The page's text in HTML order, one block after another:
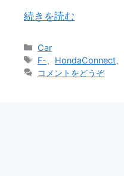
続きを読む
カ
テ
ゴ
Car
タ
グ
F- HondaConnect
コメントをどうぞ